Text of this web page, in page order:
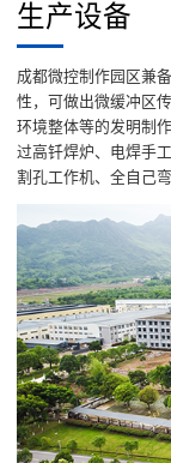
生产设备
成都微控制作园区兼
性，可做出微缓冲区
环境整体等的发明制
过高钎焊炉、电焊手
割孔工作机、全自己